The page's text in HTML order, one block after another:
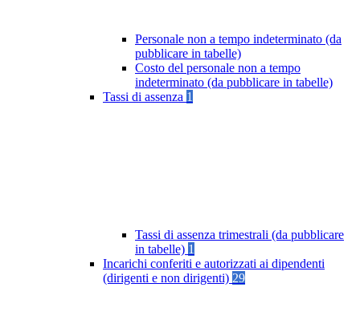
Personale non a tempo indeterminato (da
pubblicare in tabelle)
Costo del personale non a tempo
indeterminato (da pubblicare in tabelle)
Tassi di assenza 1
Tassi di assenza trimestrali (da pubblicare
in tabelle) 1
Incarichi conferiti e autorizzati ai dipendenti
(dirigenti e non dirigenti) 29